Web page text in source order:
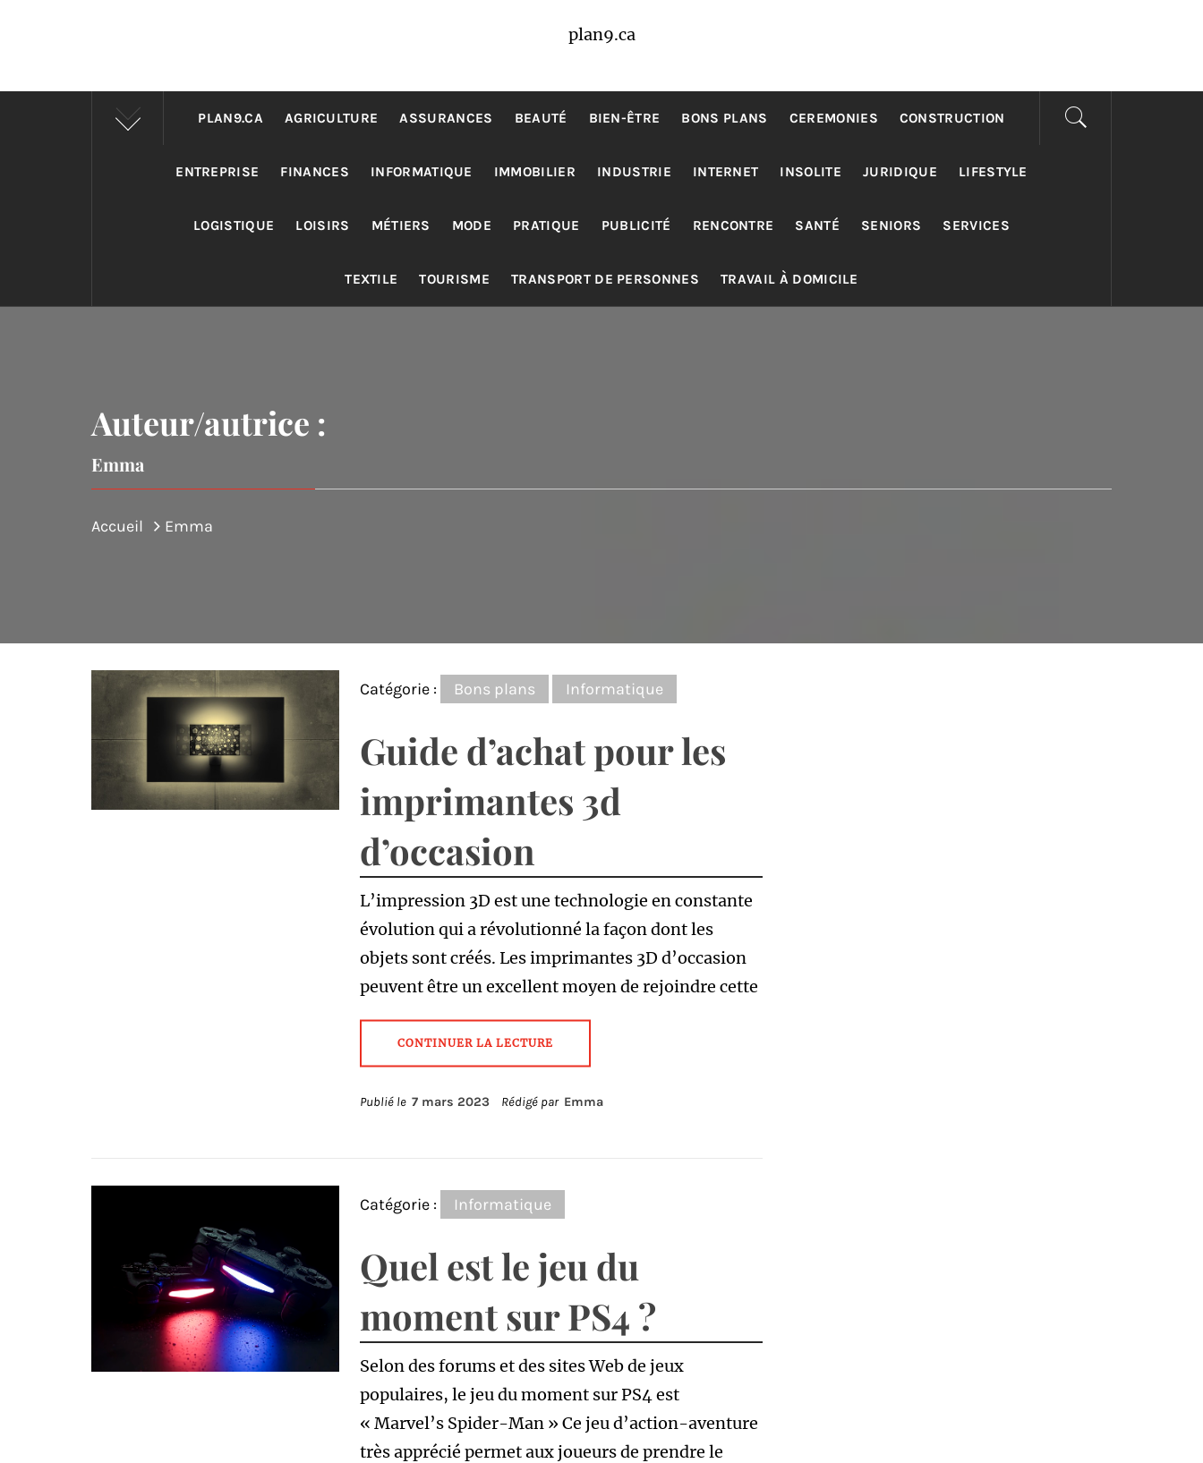
plan9.ca
PLAN9.CA AGRICULTURE ASSURANCES BEAUTÉ BIEN-ÊTRE BONS PLANS CEREMONIES CONSTRUCTION
ENTREPRISE FINANCES INFORMATIQUE IMMOBILIER INDUSTRIE INTERNET INSOLITE JURIDIQUE LIFESTYLE
LOGISTIQUE LOISIRS MÉTIERS MODE PRATIQUE PUBLICITÉ RENCONTRE SANTÉ SENIORS SERVICES
TEXTILE TOURISME TRANSPORT DE PERSONNES TRAVAIL À DOMICILE
Auteur/autrice :
Emma
Accueil Emma
Catégorie : Bons plans Informatique
Guide d’achat pour les
imprimantes 3d
d’occasion
L’impression 3D est une technologie en constante
évolution qui a révolutionné la façon dont les
objets sont créés. Les imprimantes 3D d’occasion
peuvent être un excellent moyen de rejoindre cette
CONTINUER LA LECTURE
Publié le 7 mars 2023 Rédigé par Emma
Catégorie : Informatique
Quel est le jeu du
moment sur PS4 ?
Selon des forums et des sites Web de jeux
populaires, le jeu du moment sur PS4 est
« Marvel’s Spider-Man » Ce jeu d’action-aventure
très apprécié permet aux joueurs de prendre le